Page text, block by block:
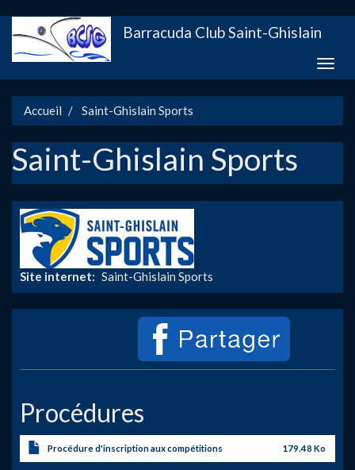
au
contenu
Barracuda Club Saint-Ghislain
Toggle
Accueil Saint-Ghislain Sports
Saint-Ghislain Sports
Site internet Saint-Ghislain Sports
Procédures
Procédure d'inscription aux compétitions 179.48 Ko